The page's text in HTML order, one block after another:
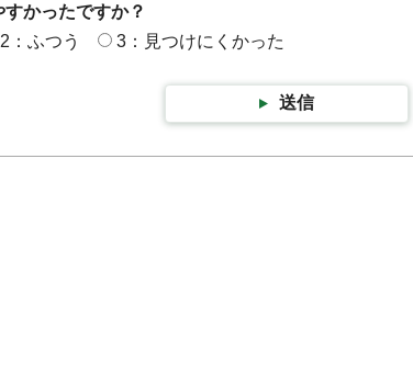
かったですか？
2：ふつう 3：見つけにくかった
送信